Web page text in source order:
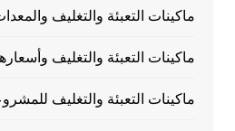
ماكينات التعبئة والتغليف
ماكينات التعبئة والتغليف
ماكينات التعبئة والتغليف